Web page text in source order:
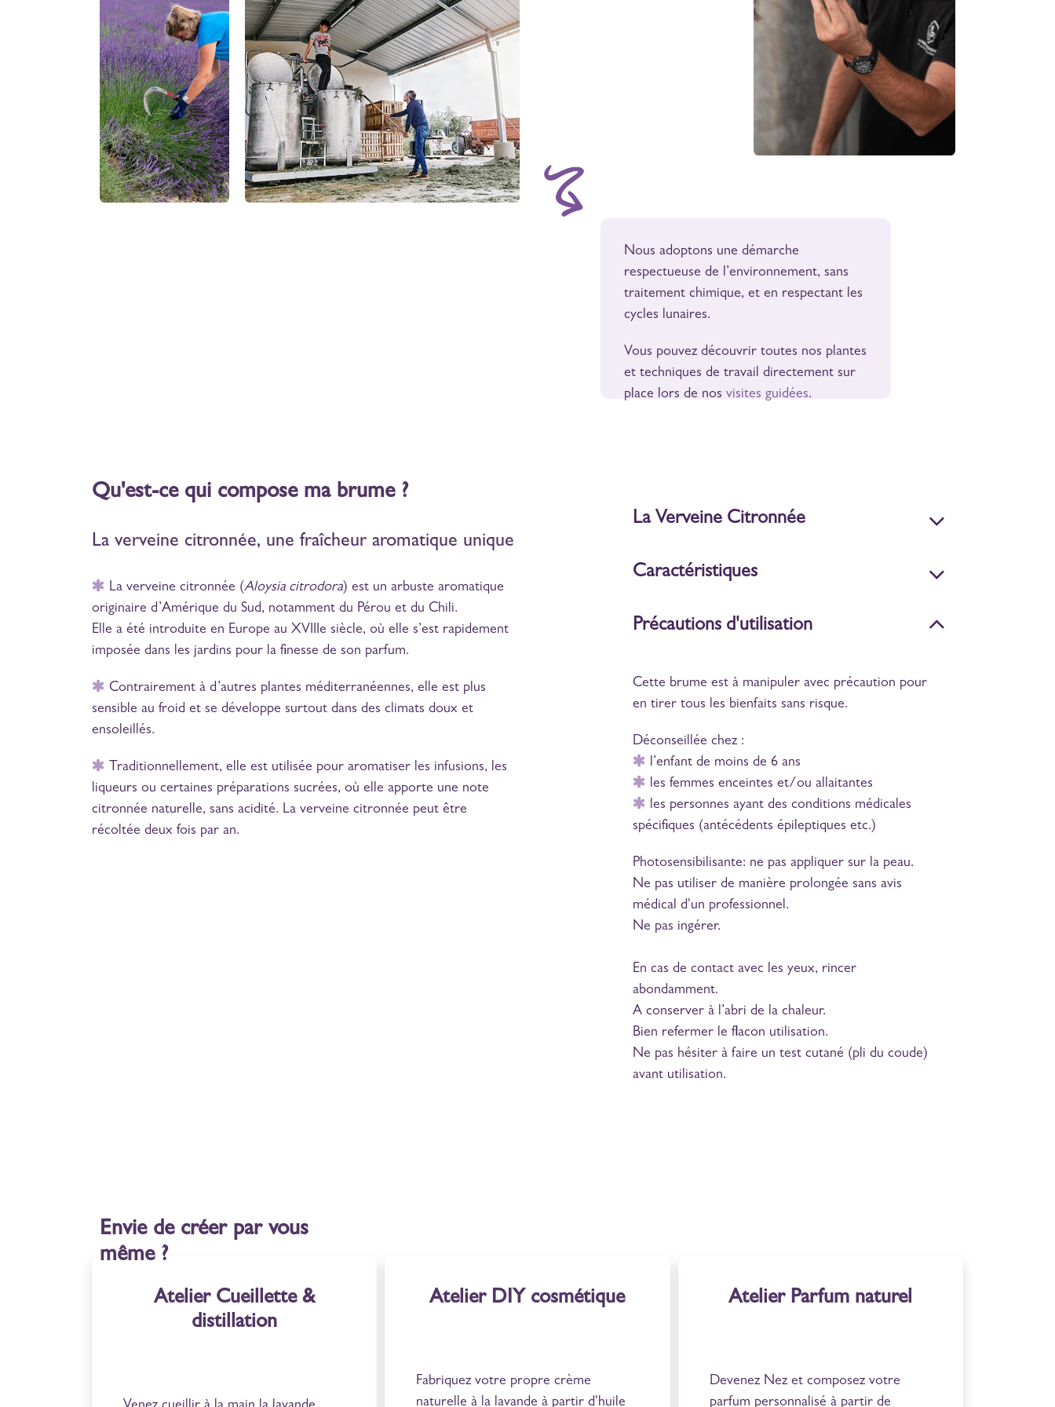
Nous adoptons une démarche
respectueuse de l’environnement, sans
traitement chimique, et en respectant les
cycles lunaires.
Vous pouvez découvrir toutes nos plantes
et techniques de travail directement sur
place lors de nos visites guidées.
Qu'est-ce qui compose ma brume ?
La verveine citronnée, une fraîcheur aromatique unique
La verveine citronnée (Aloysia citrodora) est un arbuste aromatique
originaire d’Amérique du Sud, notamment du Pérou et du Chili.
Elle a été introduite en Europe au XVIIIe siècle, où elle s’est rapidement
imposée dans les jardins pour la finesse de son parfum.
Contrairement à d’autres plantes méditerranéennes, elle est plus
sensible au froid et se développe surtout dans des climats doux et
ensoleillés.
Traditionnellement, elle est utilisée pour aromatiser les infusions, les
liqueurs ou certaines préparations sucrées, où elle apporte une note
citronnée naturelle, sans acidité. La verveine citronnée peut être
récoltée deux fois par an.
La Verveine Citronnée
Caractéristiques
Précautions d'utilisation
Cette brume est à manipuler avec précaution pour
en tirer tous les bienfaits sans risque.
Déconseillée chez :
l’enfant de moins de 6 ans
les femmes enceintes et/ou allaitantes
les personnes ayant des conditions médicales
spécifiques (antécédents épileptiques etc.)
Photosensibilisante: ne pas appliquer sur la peau.
Ne pas utiliser de manière prolongée sans avis
médical d'un professionnel.
Ne pas ingérer.
En cas de contact avec les yeux, rincer
abondamment.
A conserver à l’abri de la chaleur.
Bien refermer le flacon utilisation.
Ne pas hésiter à faire un test cutané (pli du coude)
avant utilisation.
Envie de créer par vous
même ?
Atelier Cueillette &
distillation
Atelier DIY cosmétique
Fabriquez votre propre crème
naturelle à la lavande à partir d'huile
Atelier Parfum naturel
Devenez Nez et composez votre
parfum personnalisé à partir de